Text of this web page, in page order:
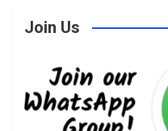
e
s
Join Us